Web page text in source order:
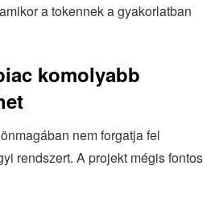
a tokennek a gyakorlatban
komolyabb
nem forgatja fel
rendszert. A projekt mégis fontos